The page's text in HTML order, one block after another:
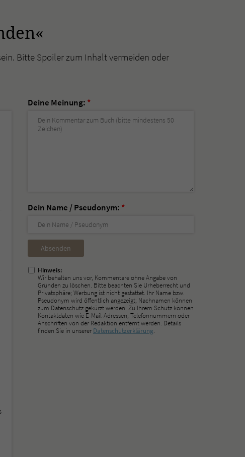
Bitte Spoiler zum Inhalt vermeiden oder
Deine Meinung: *
Dein Name / Pseudonym: *
Nicht
ausfüllen!
Hinweis:
Wir behalten uns vor, Kommentare ohne Angabe von
Gründen zu löschen. Bitte beachten Sie Urheberrecht und
Privatsphäre; Werbung ist nicht gestattet. Ihr Name bzw.
Pseudonym wird öffentlich angezeigt; Nachnamen können
zum Datenschutz gekürzt werden. Zu Ihrem Schutz können
Kontaktdaten wie E-Mail-Adressen, Telefonnummern oder
Anschriften von der Redaktion entfernt werden. Details
finden Sie in unserer Datenschutzerklärung.